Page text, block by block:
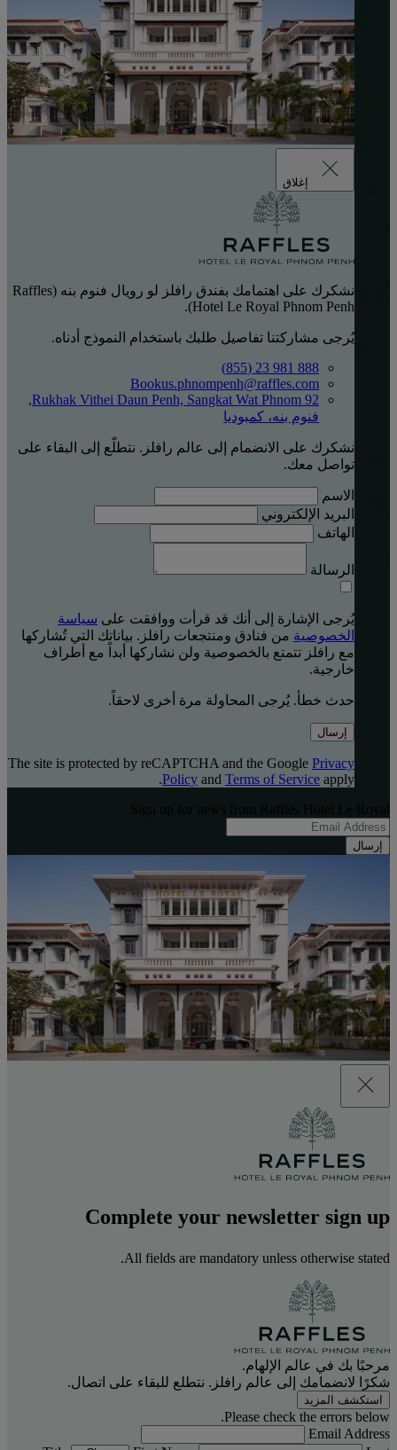
إغلاق
نشكرك على اهتمامك بفندق رافلز لو رويال فنوم بنه (Raffles
Hotel Le Royal Phnom Penh).
يُرجى مشاركتنا تفاصيل طلبك باستخدام النموذج أدناه.
888 981 23 (855)
Bookus.phnompenh@raffles.com
92 Rukhak Vithei Daun Penh, Sangkat Wat Phnom,
فنوم بنه، كمبوديا
نشكرك على الانضمام إلى عالم رافلز. نتطلّع إلى البقاء على
تواصل معك.
الاسم
البريد الإلكتروني
الهاتف
الرسالة
يُرجى الإشارة إلى أنك قد قرأت ووافقت على سياسة
الخصوصية من فنادق ومنتجعات رافلز. بياناتك التي تُشاركها
مع رافلز تتمتع بالخصوصية ولن نشاركها أبداً مع أطراف
خارجية.
حدث خطأ. يُرجى المحاولة مرة أخرى لاحقاً.
إرسال
The site is protected by reCAPTCHA and the Google Privacy
Policy and Terms of Service apply.
إرسال
Complete your newsletter sign up
All fields are mandatory unless otherwise stated.
مرحبًا بك في عالم الإلهام.
شكرًا لانضمامك إلى عالم رافلز. نتطلع للبقاء على اتصال.
استكشف المزيد
Please check the errors below.
Email Address